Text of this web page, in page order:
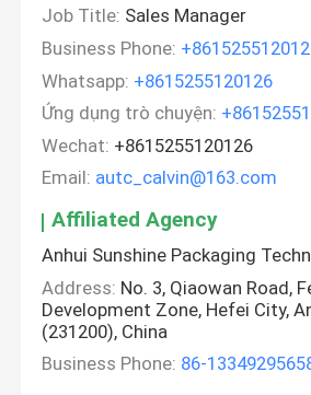
Job Title: Sales Manager
Business Phone:
Whatsapp: +8615255120126
Ứng dụng trò chuyện:
Wechat: +8615255120126
Email: autc_calvin@163.com
Affiliated Agency
Anhui Sunshine Packaging
Address: No. 3, Qiaowan Road,
Development Zone, Hefei City,
(231200), China
Business Phone: 86-